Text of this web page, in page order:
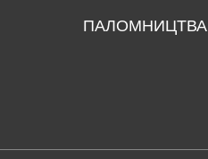
ПАЛОМНИЦТВА